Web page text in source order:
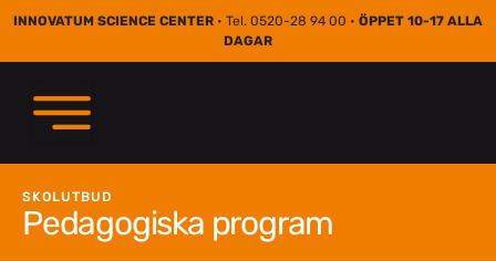
INNOVATUM SCIENCE CENTER • Tel. 0520-28 94 00 • ÖPPET 10-17 ALLA
DAGAR
SKOLUTBUD
Pedagogiska program